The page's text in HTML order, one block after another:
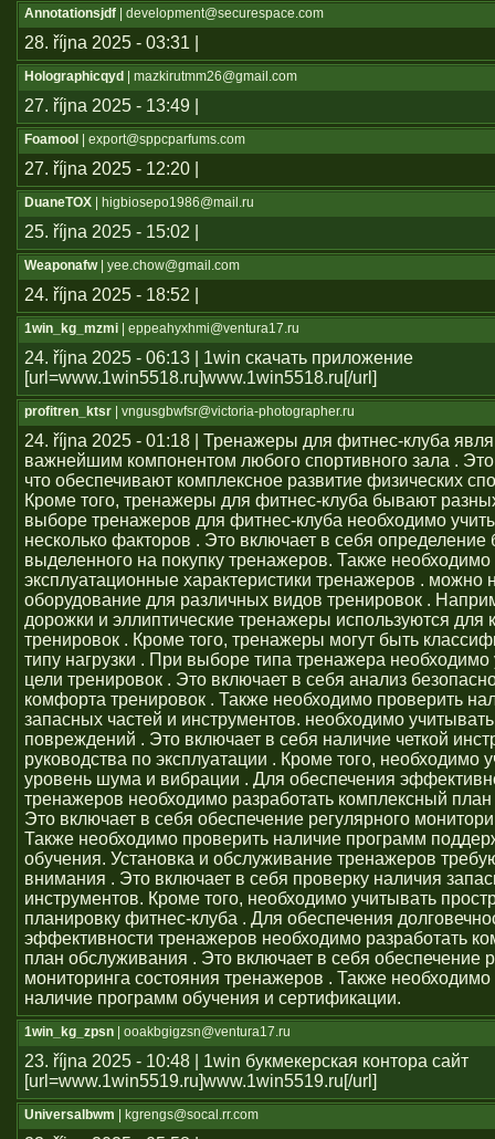
Annotationsjdf | development@securespace.com
28. října 2025 - 03:31 |
Holographicqyd | mazkirutmm26@gmail.com
27. října 2025 - 13:49 |
Foamool | export@sppcparfums.com
27. října 2025 - 12:20 |
DuaneTOX | higbiosepo1986@mail.ru
25. října 2025 - 15:02 |
Weaponafw| yee.chow@gmail.com
24. října 2025 - 18:52 |
1win_kg_mzmi | eppeahyxhmi@ventura17.ru
24. října 2025 - 06:13 | 1win скачать приложение
[url=www.1win5518.ru]www.1win5518.ru[/url]
profitren_ktsr | vngusgbwfsr@victoria-photographer.ru
24. října 2025 - 01:18 | Тренажеры для фитнес-клуба
важнейшим компонентом любого спортивного зала .
что обеспечивают комплексное развитие физических
Кроме того, тренажеры для фитнес-клуба бывают
выборе тренажеров для фитнес-клуба необходимо
несколько факторов . Это включает в себя определение
выделенного на покупку тренажеров. Также необходимо
эксплуатационные характеристики тренажеров . можно
оборудование для различных видов тренировок .
дорожки и эллиптические тренажеры используются для
тренировок . Кроме того, тренажеры могут быть
типу нагрузки . При выборе типа тренажера необходимо
цели тренировок . Это включает в себя анализ
комфорта тренировок . Также необходимо проверить
запасных частей и инструментов. необходимо
повреждений . Это включает в себя наличие четкой
руководства по эксплуатации . Кроме того, необходимо
уровень шума и вибрации . Для обеспечения
тренажеров необходимо разработать комплексный план
Это включает в себя обеспечение регулярного
Также необходимо проверить наличие программ
обучения. Установка и обслуживание тренажеров
внимания . Это включает в себя проверку наличия
инструментов. Кроме того, необходимо учитывать
планировку фитнес-клуба . Для обеспечения
эффективности тренажеров необходимо разработать
план обслуживания . Это включает в себя обеспечение
мониторинга состояния тренажеров . Также необходимо
наличие программ обучения и сертификации.
1win_kg_zpsn | ooakbgigzsn@ventura17.ru
23. října 2025 - 10:48 | 1win букмекерская контора сайт
[url=www.1win5519.ru]www.1win5519.ru[/url]
Universalbwm | kgrengs@socal.rr.com